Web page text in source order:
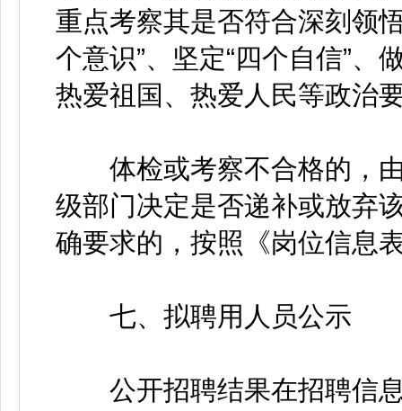
重点考察其是否符合深刻领
个意识”、坚定“四个自信”、
热爱祖国、热爱人民等政治
体检或考察不合格的，由
级部门决定是否递补或放弃
确要求的，按照《岗位信息
七、拟聘用人员公示
公开招聘结果在招聘信息